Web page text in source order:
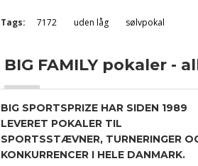
Tags: 7172 uden låg sølvpokal
BIG FAMILY pokaler -
BIG SPORTSPRIZE HAR SIDEN 1989
LEVERET POKALER TIL
SPORTSSTÆVNER, TURNERINGER
KONKURRENCER I HELE DANMARK.